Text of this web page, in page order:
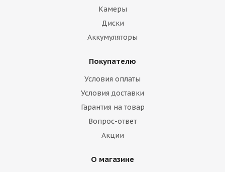
Камеры
Диски
Аккумуляторы
Покупателю
Условия оплаты
Условия доставки
Гарантия на товар
Вопрос-ответ
Акции
О магазине